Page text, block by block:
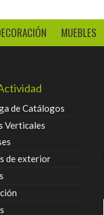
MUEBLES
de Catálogos
Verticales
de exterior